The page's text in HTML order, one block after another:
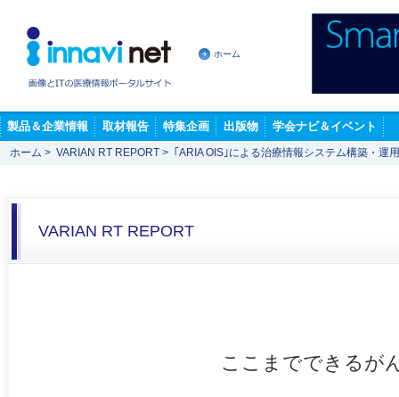
ホーム
製品＆企業情報 取材報告 特集企画 出版物 学会ナビ＆イベント
ホーム > VARIAN RT REPORT > ｢ARIA OIS｣による治療情報システム構築・運
VARIAN RT REPORT
ここまでできるが